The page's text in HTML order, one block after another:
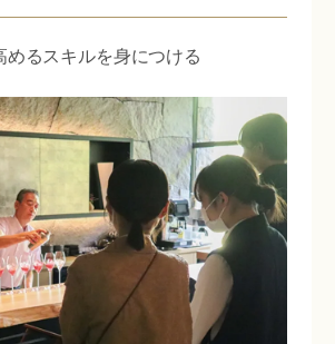
めるスキルを身につける